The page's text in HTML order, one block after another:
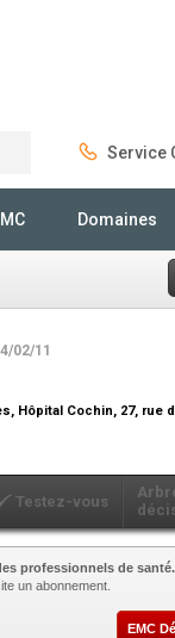
Service
Domaines
02/11
Cochin, 27, rue
Testez-vous
professionnels de santé.
un abonnement.
EMC